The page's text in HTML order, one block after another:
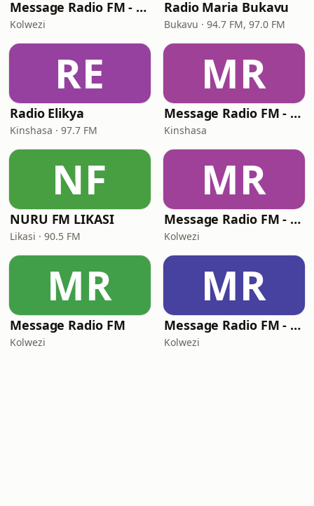
Message Radio FM - Radio TCL
Kolwezi
Radio Maria Bukavu
Bukavu · 94.7 FM, 97.0 FM
RE
Radio Elikya
Kinshasa · 97.7 FM
MR
Message Radio FM - Cantiques
Kinshasa
NF
NURU FM LIKASI
Likasi · 90.5 FM
MR
Message Radio FM - Ewald Frank in French
Kolwezi
MR
Message Radio FM
Kolwezi
MR
Message Radio FM - Rediffusion
Kolwezi